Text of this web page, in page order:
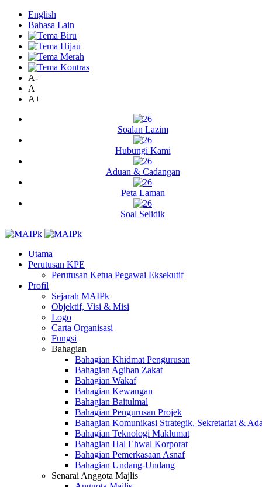
English
Bahasa Lain
A-
A
A+
Soalan Lazim
Hubungi Kami
Aduan & Cadangan
Peta Laman
Soal Selidik
Utama
Perutusan KPE
Perutusan Ketua Pegawai Eksekutif
Profil
Sejarah MAIPk
Objektif, Visi & Misi
Logo
Carta Organisasi
Fungsi
Bahagian
Bahagian Khidmat Pengurusan
Bahagian Agihan Zakat
Bahagian Wakaf
Bahagian Kewangan
Bahagian Baitulmal
Bahagian Pengurusan Projek
Bahagian Komunikasi Strategik, Sekretariat &
Bahagian Teknologi Maklumat
Bahagian Hal Ehwal Korporat
Bahagian Pemerkasaan Asnaf
Bahagian Undang-Undang
Senarai Anggota Majlis